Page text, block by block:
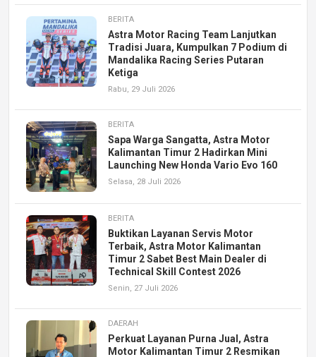
BERITA
Astra Motor Racing Team Lanjutkan
Tradisi Juara, Kumpulkan 7 Podium di
Mandalika Racing Series Putaran
Ketiga
Rabu, 29 Juli 2026
BERITA
Sapa Warga Sangatta, Astra Motor
Kalimantan Timur 2 Hadirkan Mini
Launching New Honda Vario Evo 160
Selasa, 28 Juli 2026
BERITA
Buktikan Layanan Servis Motor
Terbaik, Astra Motor Kalimantan
Timur 2 Sabet Best Main Dealer di
Technical Skill Contest 2026
Senin, 27 Juli 2026
DAERAH
Perkuat Layanan Purna Jual, Astra
Motor Kalimantan Timur 2 Resmikan